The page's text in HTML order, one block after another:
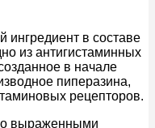
в составе
из антигистаминных
в начале
пиперазина,
рецепторов.
выраженными